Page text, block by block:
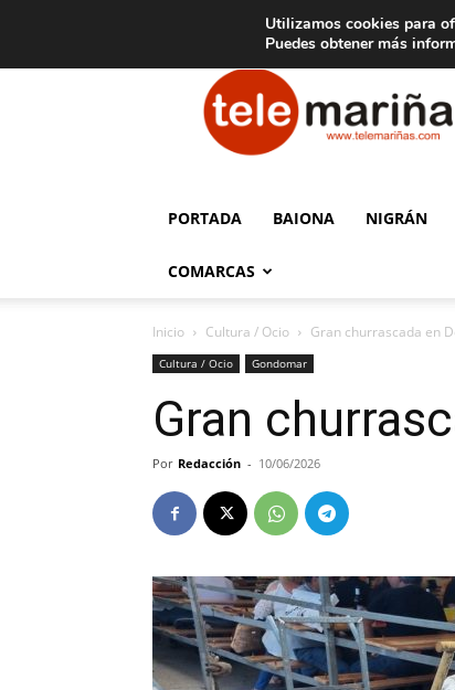
Aviso legal Tarifas de
Telemariñas
PORTADA BAIONA NIGRÁN
COMARCAS
Inicio Cultura / Ocio Gran churrascada en
Cultura / Ocio Gondomar
Gran
Por Redacción - 10/06/2026
Utilizamos cookies para
Puedes obtener más